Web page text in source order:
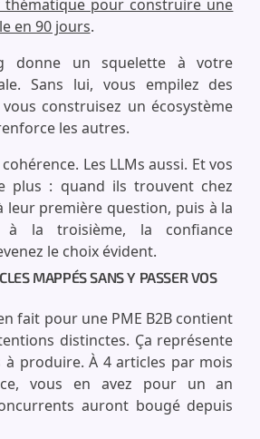
thématique pour construire une
en 90 jours.
donne un squelette à votre
Sans lui, vous empilez des
construisez un écosystème
les autres.
Les LLMs aussi. Et vos
plus : quand ils trouvent chez
leur première question, puis à la
à la troisième, la confiance
le choix évident.
MAPPÉS SANS Y PASSER VOS
fait pour une PME B2B contient
distinctes. Ça représente
à produire. À 4 articles par mois
vous en avez pour un an
auront bougé depuis